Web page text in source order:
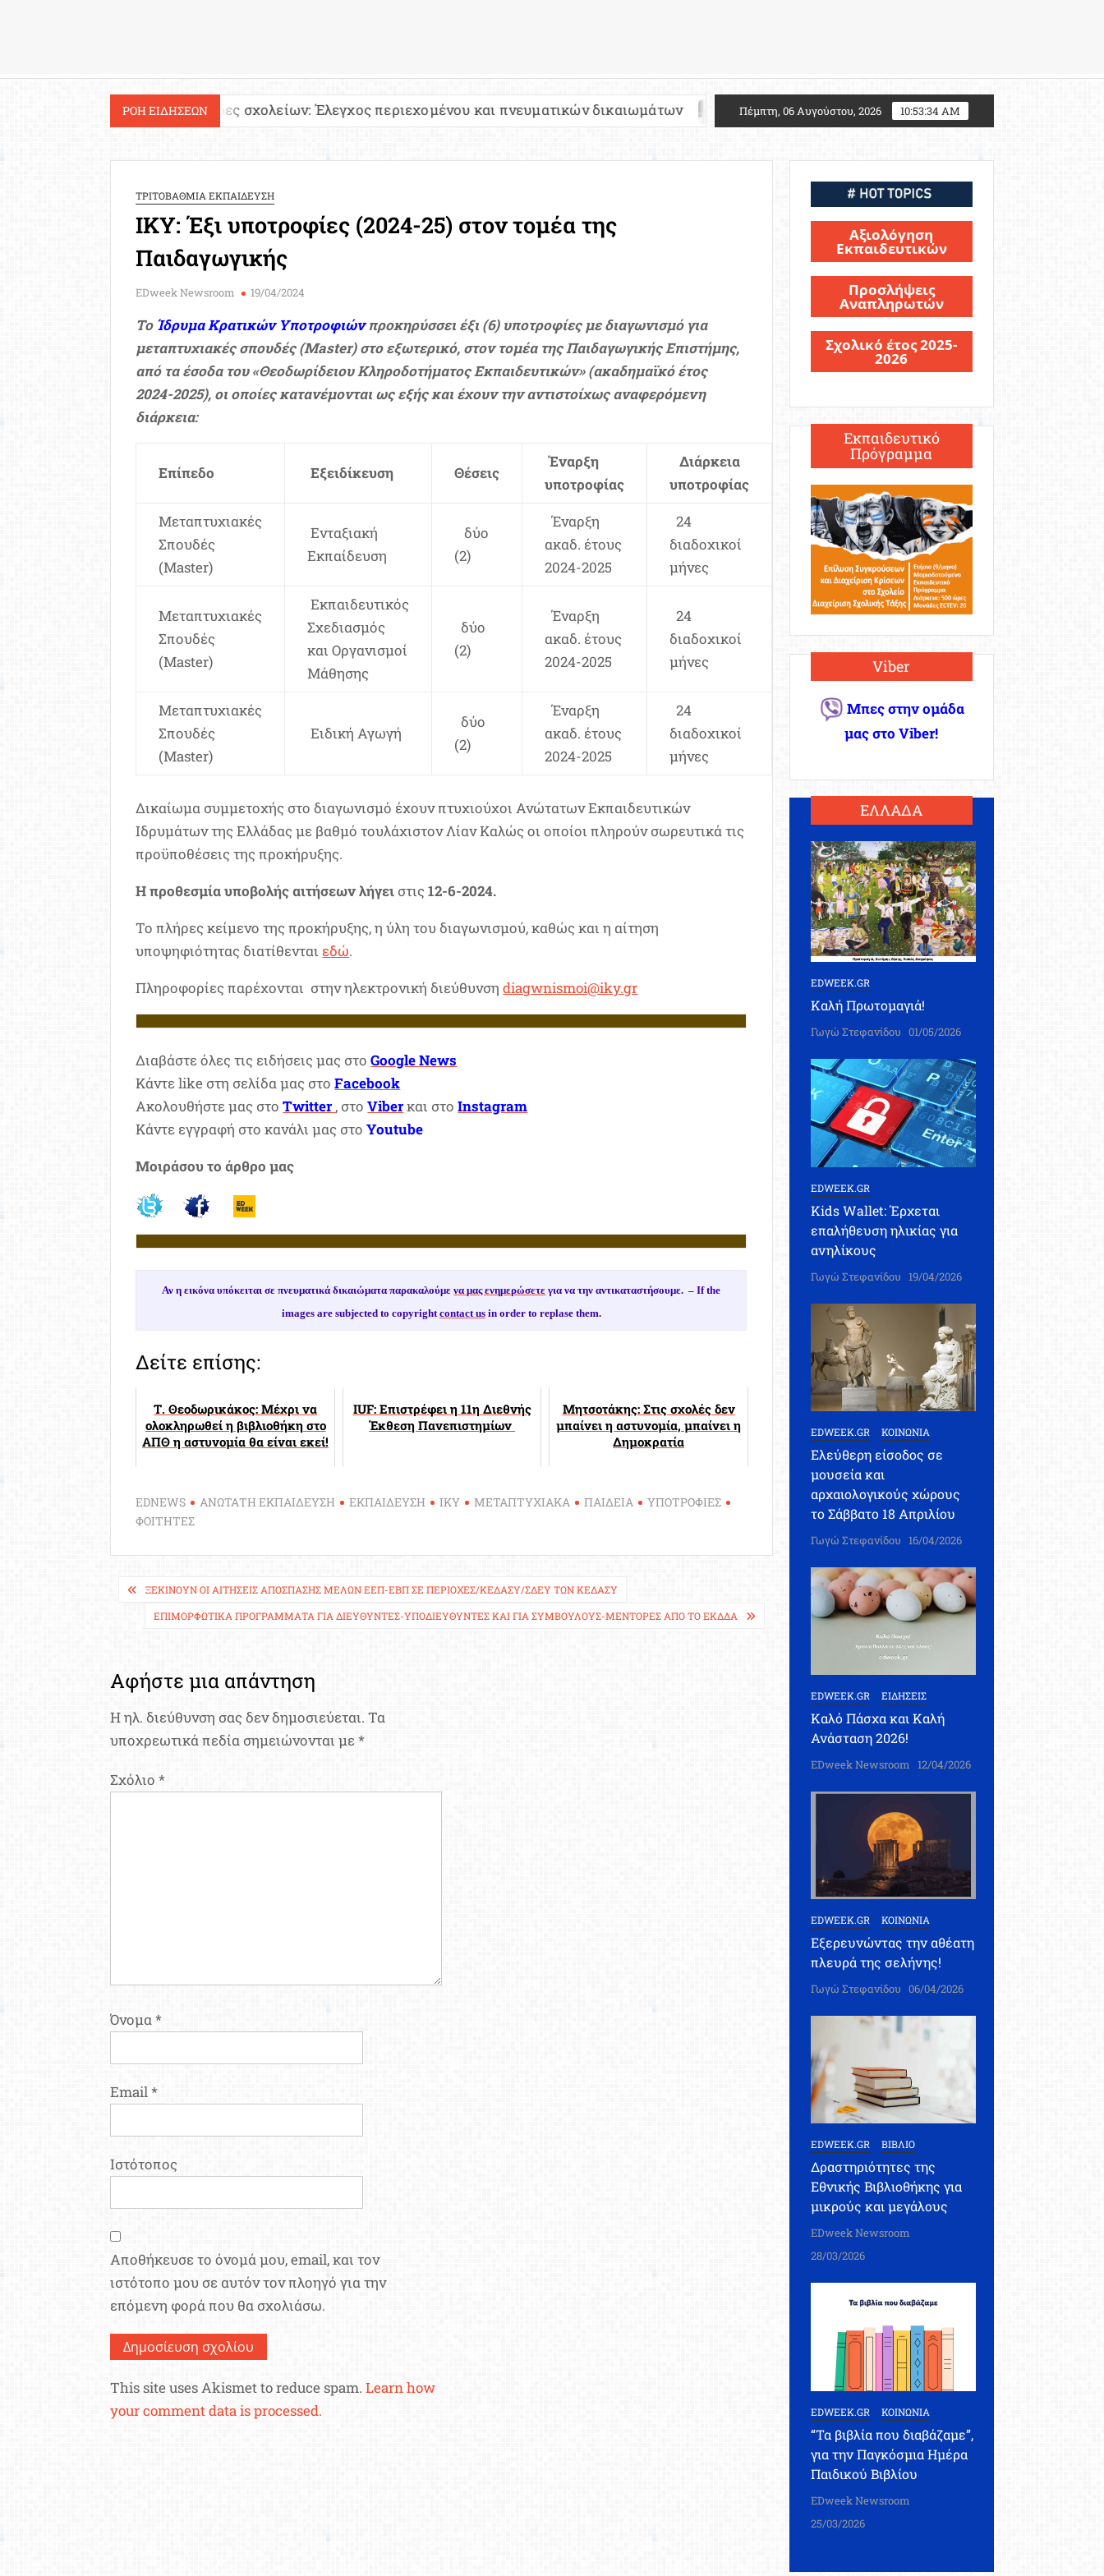
ΡΟΗ ΕΙΔΗΣΕΩΝ
Ιστοσελίδες σχολείων: Έλεγχος περιεχομένου και πνευματικών δικαιωμάτων Πανελλήνιες 2027: Τι αλλάζει για τους υποψηφίους Στρατιωτικών
Πέμπτη, 06 Αυγούστου, 2026 10:53:35 AM
ΤΡΙΤΟΒΑΘΜΙΑ ΕΚΠΑΙΔΕΥΣΗ
ΙΚΥ: Έξι υποτροφίες (2024-25) στον τομέα της
Παιδαγωγικής
EDweek Newsroom 19/04/2024
Το Ίδρυμα Κρατικών Υποτροφιώνπροκηρύσσει έξι (6) υποτροφίες με διαγωνισμό για
μεταπτυχιακές σπουδές (Master) στο εξωτερικό, στον τομέα της Παιδαγωγικής Επιστήμης,
από τα έσοδα του «Θεοδωρίδειου Κληροδοτήματος Εκπαιδευτικών» (ακαδημαϊκό έτος
2024-2025), οι οποίες κατανέμονται ως εξής και έχουν την αντιστοίχως αναφερόμενη
διάρκεια:
Επίπεδο Εξειδίκευση Θέσεις
Έναρξη
υποτροφίας
Διάρκεια
υποτροφίας
Μεταπτυχιακές
Σπουδές
(Master)
Ενταξιακή
Εκπαίδευση
δύο
(2)
Έναρξη
ακαδ. έτους
2024-2025
24
διαδοχικοί
μήνες
Μεταπτυχιακές
Σπουδές
(Master)
Εκπαιδευτικός
Σχεδιασμός
και Οργανισμοί
Μάθησης
δύο
(2)
Έναρξη
ακαδ. έτους
2024-2025
24
διαδοχικοί
μήνες
Μεταπτυχιακές
Σπουδές
(Master)
Ειδική Αγωγή
δύο
(2)
Έναρξη
ακαδ. έτους
2024-2025
24
διαδοχικοί
μήνες
Δικαίωμα συμμετοχής στο διαγωνισμό έχουν πτυχιούχοι Ανώτατων Εκπαιδευτικών
Ιδρυμάτων της Ελλάδας με βαθμό τουλάχιστον Λίαν Καλώς οι οποίοι πληρούν σωρευτικά τις
προϋποθέσεις της προκήρυξης.
Η προθεσμία υποβολής αιτήσεων λήγει στις12-6-2024.
Το πλήρες κείμενο της προκήρυξης, η ύλη του διαγωνισμού, καθώς και η αίτηση
υποψηφιότητας διατίθενται εδώ.
Πληροφορίες παρέχονται στην ηλεκτρονική διεύθυνσηdiagwnismoi@iky.gr
Διαβάστε όλες τις ειδήσεις μας στοGoogle News
Κάντε like στη σελίδα μας στοFacebook
Ακολουθήστε μας στοTwitter, στοViberκαι στοInstagram
Κάντε εγγραφή στο κανάλι μας στοYoutube
Μοιράσου το άρθρο μας
Αν η εικόνα υπόκειται σε πνευματικά δικαιώματα παρακαλούμενα μας ενημερώσετε για να την αντικαταστήσουμε. –If the
images are subjected to copyright contact usin order to replase them.
Δείτε επίσης:
Τ. Θεοδωρικάκος: Μέχρι να
ολοκληρωθεί η βιβλιοθήκη στο
ΑΠΘ η αστυνομία θα είναι εκεί!
IUF: Επιστρέφει η 11η Διεθνής
Έκθεση Πανεπιστημίων
Μητσοτάκης: Στις σχολές δεν
μπαίνει η αστυνομία, μπαίνει η
Δημοκρατία
EDNEWS ΑΝΩΤΑΤΗ ΕΚΠΑΙΔΕΥΣΗ ΕΚΠΑΙΔΕΥΣΗ ΙΚΥ ΜΕΤΑΠΤΥΧΙΑΚΑ ΠΑΙΔΕΙΑ
ΥΠΟΤΡΟΦΙΕΣ
ΦΟΙΤΗΤΕΣ
Πλοήγηση
άρθρων
ΞΕΚΙΝΟΎΝ ΟΙ ΑΙΤΉΣΕΙΣ ΑΠΌΣΠΑΣΗΣ ΜΕΛΏΝ ΕΕΠ-ΕΒΠ ΣΕ ΠΕΡΙΟΧΈΣ/ΚΕΔΑΣΥ/ΣΔΕΥ ΤΩΝ ΚΕΔΑΣΥ
ΕΠΙΜΟΡΦΩΤΙΚΆ ΠΡΟΓΡΆΜΜΑΤΑ ΓΙΑ ΔΙΕΥΘΥΝΤΈΣ-ΥΠΟΔΙΕΥΘΥΝΤΈΣ ΚΑΙ ΓΙΑ ΣΎΜΒΟΥΛΟΥΣ-ΜΈΝΤΟΡΕΣ ΑΠΌ ΤΟ ΕΚΔΔΑ
Αφήστε μια απάντηση
Η ηλ. διεύθυνση σας δεν δημοσιεύεται. Τα
υποχρεωτικά πεδία σημειώνονται με*
Σχόλιο*
Όνομα*
Email*
Ιστότοπος
Αποθήκευσε το όνομά μου, email, και τον
ιστότοπο μου σε αυτόν τον πλοηγό για την
επόμενη φορά που θα σχολιάσω.
This site uses Akismet to reduce spam.Learn how
your comment data is processed.
Αξιολόγηση
Εκπαιδευτικών
Προσλήψεις
Αναπληρωτών
Σχολικό έτος 2025-
2026
Εκπαιδευτικό
Πρόγραμμα
Viber
Μπες στην ομάδα
μας στο Viber!
ΕΛΛΑΔΑ
EDWEEK.GR
Καλή Πρωτομαγιά!
Γωγώ Στεφανίδου 01/05/2026
EDWEEK.GR
Kids Wallet: Έρχεται
επαλήθευση ηλικίας για
ανηλίκους
Γωγώ Στεφανίδου 19/04/2026
EDWEEK.GR ΚΟΙΝΩΝΙΑ
Ελεύθερη είσοδος σε
μουσεία και
αρχαιολογικούς χώρους
το Σάββατο 18 Απριλίου
Γωγώ Στεφανίδου 16/04/2026
EDWEEK.GR ΕΙΔΗΣΕΙΣ
Καλό Πάσχα και Καλή
Ανάσταση 2026!
EDweek Newsroom 12/04/2026
EDWEEK.GR ΚΟΙΝΩΝΙΑ
Εξερευνώντας την αθέατη
πλευρά της σελήνης!
Γωγώ Στεφανίδου 06/04/2026
EDWEEK.GR ΒΙΒΛΙΟ
Δραστηριότητες της
Εθνικής Βιβλιοθήκης για
μικρούς και μεγάλους
EDweek Newsroom
28/03/2026
EDWEEK.GR ΚΟΙΝΩΝΙΑ
“Τα βιβλία που διαβάζαμε”,
για την Παγκόσμια Ημέρα
Παιδικού Βιβλίου
EDweek Newsroom
25/03/2026